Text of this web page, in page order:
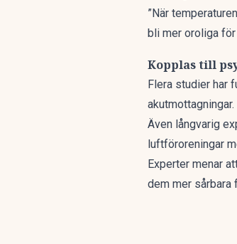
”När
bli mer oroliga för
Kopplas till
Flera studier har
akutmottagningar.
Även långvarig
luftföroreningar
Experter menar
dem mer sårbara